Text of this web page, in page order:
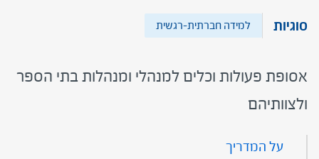
סוגיות למידה חברתית-רגשית
אסופת פעולות וכלים למנהלי ומנהלות בתי הספר
ולצוותיהם
על המדריך